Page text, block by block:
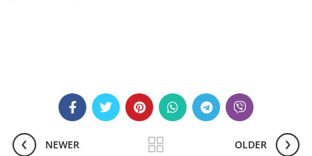
NEWER OLDER